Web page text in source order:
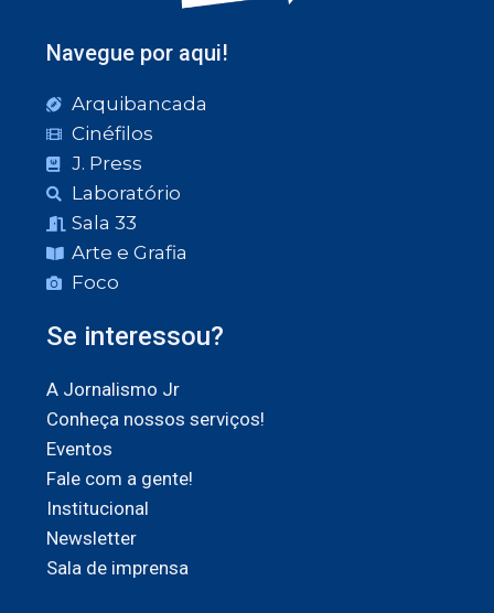
Navegue por aqui!
Arquibancada
Cinéfilos
J. Press
Laboratório
Sala 33
Arte e Grafia
Foco
Se interessou?
A Jornalismo Jr
Conheça nossos serviços!
Eventos
Fale com a gente!
Institucional
Newsletter
Sala de imprensa